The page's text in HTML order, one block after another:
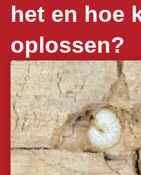
het en hoe
oplossen?